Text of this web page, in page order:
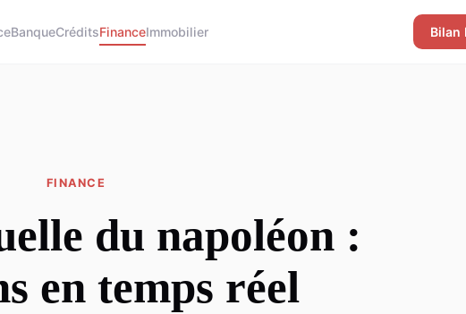
BanqueCréditsFinanceImmobilier Bilan
FINANCE
du napoléon :
en temps réel